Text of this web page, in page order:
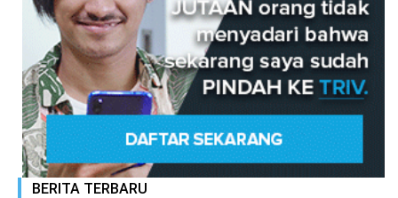
BERITA TERBARU